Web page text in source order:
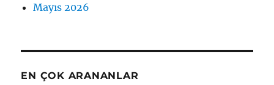
Mayıs 2026
EN ÇOK ARANANLAR